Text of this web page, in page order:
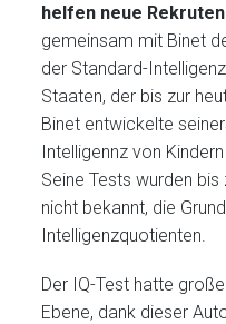
helfen neue
gemeinsam mit Binet
der Standard-
Staaten, der bis zur
Binet entwickelte
Intelligennz von
Seine Tests wurden bis
nicht bekannt, die
Intelligenzquotienten.
Der IQ-Test hatte
Ebene, dank dieser